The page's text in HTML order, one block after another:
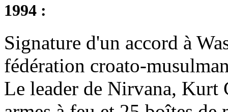
1994 :
Signature d'un accord à
fédération croato-
Le leader de Nirvana, Kurt